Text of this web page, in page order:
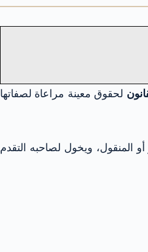
لحقوق معينة مراعاة لصفاتها
أو المنقول، ويخول لصاحبه التقدم